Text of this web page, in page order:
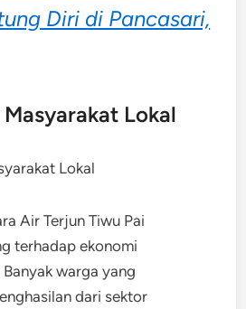
Diri di Pancasari,
Lokal
Air Terjun Tiwu Pai
terhadap ekonomi
warga yang
dari sektor